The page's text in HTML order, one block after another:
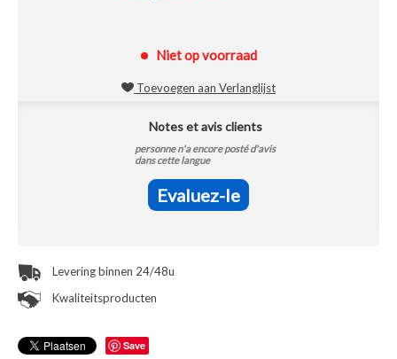
Save
Niet op voorraad
Toevoegen aan Verlanglijst
Notes et avis clients
personne n'a encore posté d'avis
dans cette langue
Evaluez-le
Levering binnen 24/48u
Kwaliteitsproducten